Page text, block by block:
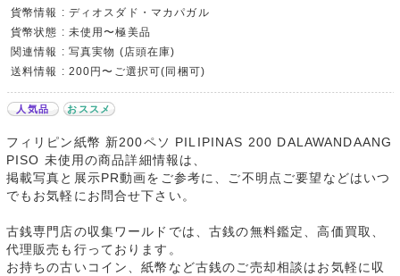
貨幣情報 : ディオスダド・マカパガル
貨幣状態 : 未使用〜極美品
関連情報 : 写真実物 (店頭在庫)
送料情報 : 200円〜ご選択可(同梱可)
人気品 おススメ
フィリピン紙幣 新200ペソ PILIPINAS 200 DALAWANDAANG
PISO 未使用の商品詳細情報は、
掲載写真と展示PR動画をご参考に、ご不明点ご要望などはいつ
でもお気軽にお問合せ下さい。
古銭専門店の収集ワールドでは、古銭の無料鑑定、高価買取、
代理販売も行っております。
お持ちの古いコイン、紙幣など古銭のご売却相談はお気軽に収